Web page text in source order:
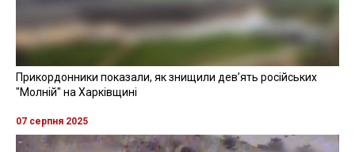
Прикордонники показали, як знищили девʼять російських
"Молній" на Харківщині
07 серпня 2025